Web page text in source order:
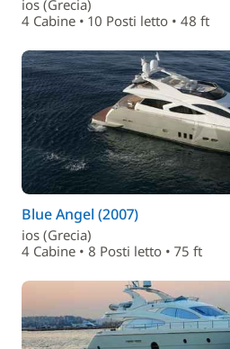
ios (Grecia)
4 Cabine • 10 Posti letto • 48 ft
Blue Angel (2007)
ios (Grecia)
4 Cabine • 8 Posti letto • 75 ft